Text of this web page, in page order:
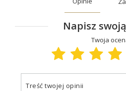
Napisz
Twoja
Treść twojej opinii